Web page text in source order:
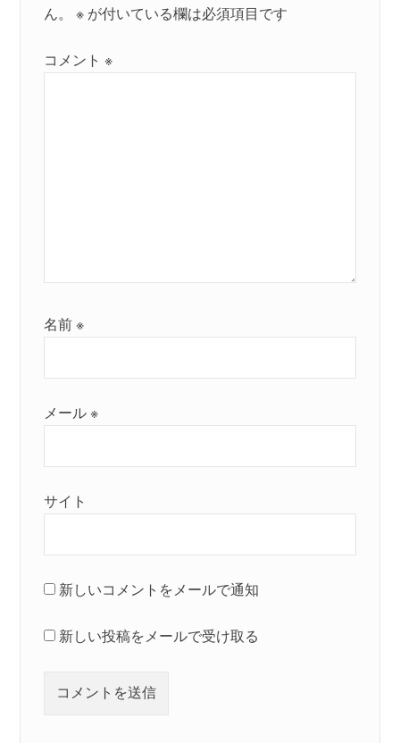
ん。
※ が付いている欄は必須項目です
コメント※
名前※
メール※
サイト
新しいコメントをメールで通知
新しい投稿をメールで受け取る